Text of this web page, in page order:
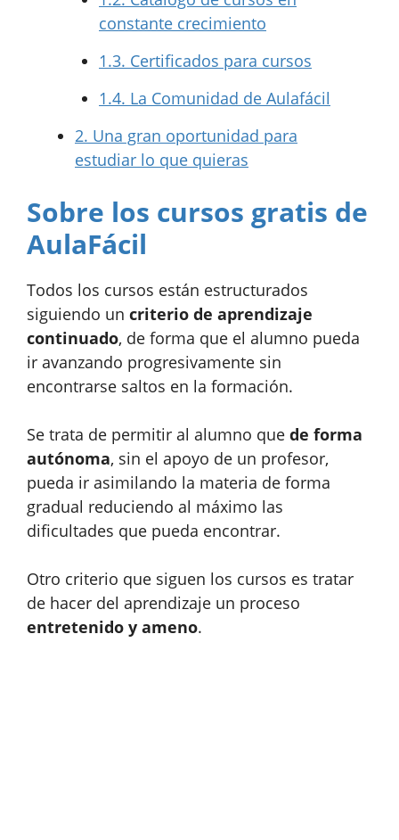
constante crecimiento
1.3. Certificados para cursos
1.4. La Comunidad de Aulafácil
2. Una gran oportunidad para
estudiar lo que quieras
Sobre los cursos gratis de
AulaFácil
Todos los cursos están estructurados
siguiendo un criterio de aprendizaje
continuado, de forma que el alumno pueda
ir avanzando progresivamente sin
encontrarse saltos en la formación.
Se trata de permitir al alumno que de forma
autónoma, sin el apoyo de un profesor,
pueda ir asimilando la materia de forma
gradual reduciendo al máximo las
dificultades que pueda encontrar.
Otro criterio que siguen los cursos es tratar
de hacer del aprendizaje un proceso
entretenido y ameno.